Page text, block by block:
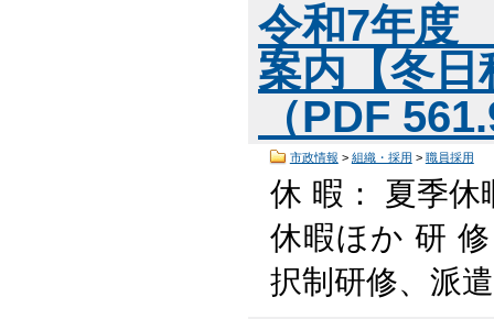
令和7年度
案内【冬
（PDF
市政情報 > 組織・採用 > 職員採用
休 暇： 夏季休
休暇ほか 研
択制研修、派